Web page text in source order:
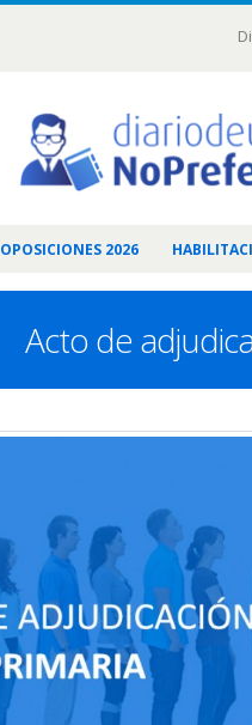
OPOSICIONES 2026
Acto de